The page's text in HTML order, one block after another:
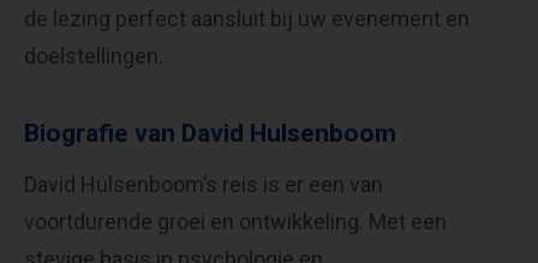
de lezing perfect aansluit bij uw evenement en
doelstellingen.
Biografie van David Hulsenboom
David Hulsenboom’s reis is er een van
voortdurende groei en ontwikkeling. Met een